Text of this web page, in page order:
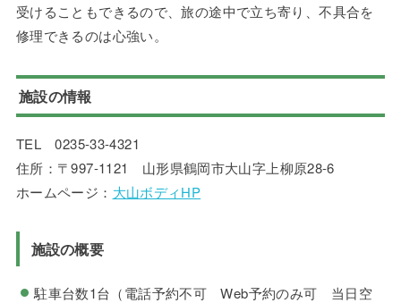
受けることもできるので、旅の途中で立ち寄り、不具合を
修理できるのは心強い。
施設の情報
TEL 0235-33-4321
住所：〒997-1121 山形県鶴岡市大山字上柳原28-6
ホームページ： 大山ボディHP
施設の概要
駐車台数1台（電話予約不可 Web予約のみ可 当日空